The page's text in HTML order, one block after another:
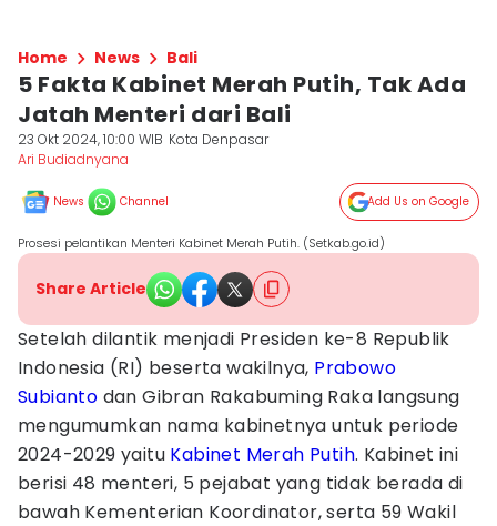
Home News Bali
5 Fakta Kabinet Merah Putih, Tak Ada
Jatah Menteri dari Bali
23 Okt 2024, 10:00 WIB Kota Denpasar
Ari Budiadnyana
News Channel Add Us on Google
Prosesi pelantikan Menteri Kabinet Merah Putih. (Setkab.go.id)
Share Article
Setelah dilantik menjadi Presiden ke-8 Republik
Indonesia (RI) beserta wakilnya, Prabowo
Subianto dan Gibran Rakabuming Raka langsung
mengumumkan nama kabinetnya untuk periode
2024-2029 yaitu Kabinet Merah Putih. Kabinet ini
berisi 48 menteri, 5 pejabat yang tidak berada di
bawah Kementerian Koordinator, serta 59 Wakil